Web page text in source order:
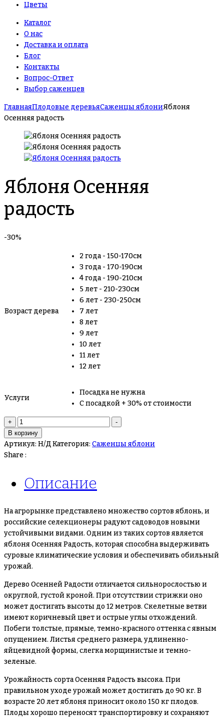
Цветы
Каталог
О нас
Доставка и оплата
Блог
Контакты
Вопрос-Ответ
Выбор саженцев
ГлавнаяПлодовые деревьяСаженцы яблониЯблоня
Осенняя радость
Яблоня Осенняя
радость
-30%
Возраст дерева
2 года - 150-170см
3 года - 170-190см
4 года - 190-210см
5 лет - 210-230см
6 лет - 230-250см
7 лет
8 лет
9 лет
10 лет
11 лет
12 лет
Услуги
Посадка не нужна
С посадкой + 30% от стоимости
+
Количество
товара
Яблоня
Осенняя
-
В корзину
Артикул: Н/ДКатегория: Саженцы яблони
Share :
Описание
На агрорынке представлено множество сортов яблонь, и
российские селекционеры радуют садоводов новыми
устойчивыми видами. Одним из таких сортов является
яблоня Осенняя Радость, которая способна выдерживать
суровые климатические условия и обеспечивать обильный
урожай.
Дерево Осенней Радости отличается сильнорослостью и
округлой, густой кроной. При отсутствии стрижки оно
может достигать высоты до 12 метров. Скелетные ветви
имеют коричневый цвет и острые углы отхождений.
Побеги толстые, прямые, темно-красного оттенка с явным
опущением. Листья среднего размера, удлиненно-
яйцевидной формы, слегка морщинистые и темно-
зеленые.
Урожайность сорта Осенняя Радость высока. При
правильном уходе урожай может достигать до 90 кг. В
возрасте 20 лет яблоня приносит около 150 кг плодов.
Плоды хорошо переносят транспортировку и сохраняют